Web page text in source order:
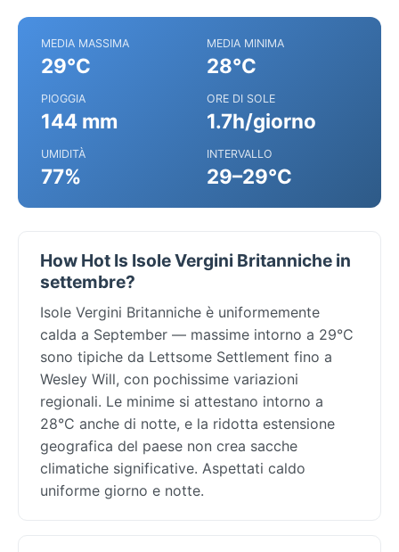
MEDIA MASSIMA
29°C
MEDIA MINIMA
28°C
PIOGGIA
144 mm
ORE DI SOLE
1.7h/giorno
UMIDITÀ
77%
INTERVALLO
29–29°C
How Hot Is Isole Vergini Britanniche in
settembre?
Isole Vergini Britanniche è uniformemente
calda a September — massime intorno a 29°C
sono tipiche da Lettsome Settlement fino a
Wesley Will, con pochissime variazioni
regionali. Le minime si attestano intorno a
28°C anche di notte, e la ridotta estensione
geografica del paese non crea sacche
climatiche significative. Aspettati caldo
uniforme giorno e notte.